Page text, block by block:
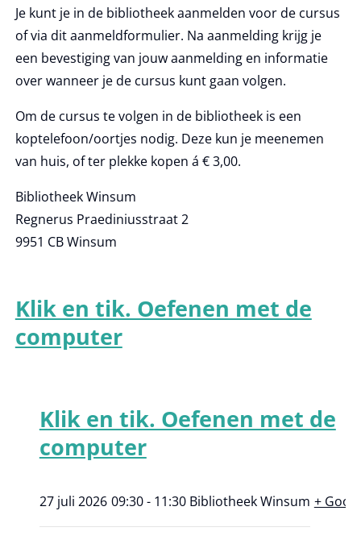
Je kunt je in de bibliotheek aanmelden voor de cursus
of via dit aanmeldformulier. Na aanmelding krijg je
een bevestiging van jouw aanmelding en informatie
over wanneer je de cursus kunt gaan volgen.
Om de cursus te volgen in de bibliotheek is een
koptelefoon/oortjes nodig. Deze kun je meenemen
van huis, of ter plekke kopen á € 3,00.
Bibliotheek Winsum
Regnerus Praediniusstraat 2
9951 CB Winsum
Klik en tik. Oefenen met de
computer
Klik en tik. Oefenen met de
computer
27 juli 2026 09:30 - 11:30Bibliotheek Winsum +